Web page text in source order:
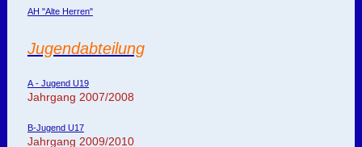
AH "Alte Herren"
Jugendabteilung
A - Jugend U19
Jahrgang 2007/2008
B-Jugend U17
Jahrgang 2009/2010